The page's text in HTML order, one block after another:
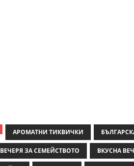
АРОМАТНИ ТИКВИЧКИ
ВЕЧЕРЯ ЗА СЕМЕЙСТВОТО ВКУСНА